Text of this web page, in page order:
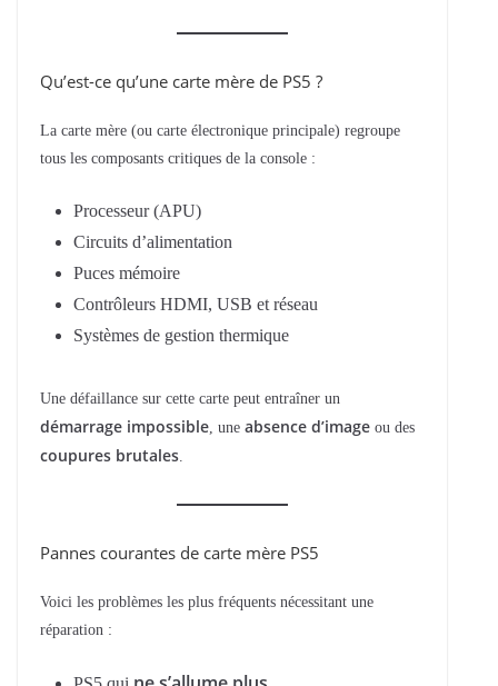
Qu’est-ce qu’une carte mère de PS5 ?
La carte mère (ou carte électronique principale) regroupe
tous les composants critiques de la console :
Processeur (APU)
Circuits d’alimentation
Puces mémoire
Contrôleurs HDMI, USB et réseau
Systèmes de gestion thermique
Une défaillance sur cette carte peut entraîner un
démarrage impossible, une absence d’image ou des
coupures brutales.
Pannes courantes de carte mère PS5
Voici les problèmes les plus fréquents nécessitant une
réparation :